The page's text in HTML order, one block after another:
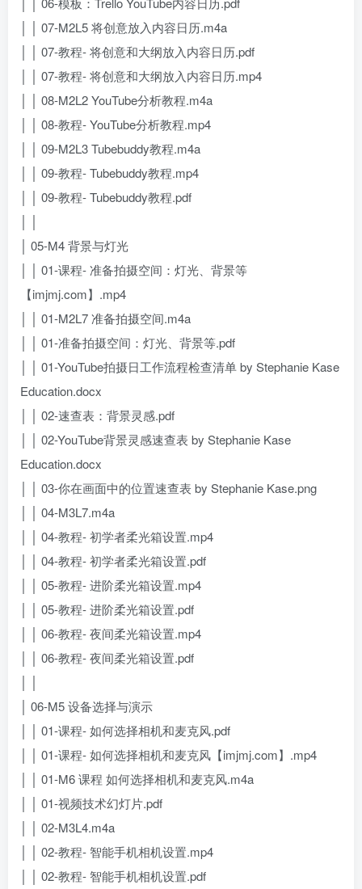
│ │ 07-M2L5 将创意放入内容日历.m4a
│ │ 07-教程- 将创意和大纲放入内容日历.pdf
│ │ 07-教程- 将创意和大纲放入内容日历.mp4
│ │ 08-M2L2 YouTube分析教程.m4a
│ │ 08-教程- YouTube分析教程.mp4
│ │ 09-M2L3 Tubebuddy教程.m4a
│ │ 09-教程- Tubebuddy教程.mp4
│ │ 09-教程- Tubebuddy教程.pdf
│ │
│ 05-M4 背景与灯光
│ │ 01-课程- 准备拍摄空间：灯光、背景等
【imjmj.com】.mp4
│ │ 01-M2L7 准备拍摄空间.m4a
│ │ 01-准备拍摄空间：灯光、背景等.pdf
│ │ 01-YouTube拍摄日工作流程检查清单 by Stephanie Kase
Education.docx
│ │ 02-速查表：背景灵感.pdf
│ │ 02-YouTube背景灵感速查表 by Stephanie Kase
Education.docx
│ │ 03-你在画面中的位置速查表 by Stephanie Kase.png
│ │ 04-M3L7.m4a
│ │ 04-教程- 初学者柔光箱设置.mp4
│ │ 04-教程- 初学者柔光箱设置.pdf
│ │ 05-教程- 进阶柔光箱设置.mp4
│ │ 05-教程- 进阶柔光箱设置.pdf
│ │ 06-教程- 夜间柔光箱设置.mp4
│ │ 06-教程- 夜间柔光箱设置.pdf
│ │
│ 06-M5 设备选择与演示
│ │ 01-课程- 如何选择相机和麦克风.pdf
│ │ 01-课程- 如何选择相机和麦克风【imjmj.com】.mp4
│ │ 01-M6 课程 如何选择相机和麦克风.m4a
│ │ 01-视频技术幻灯片.pdf
│ │ 02-M3L4.m4a
│ │ 02-教程- 智能手机相机设置.mp4
│ │ 02-教程- 智能手机相机设置.pdf